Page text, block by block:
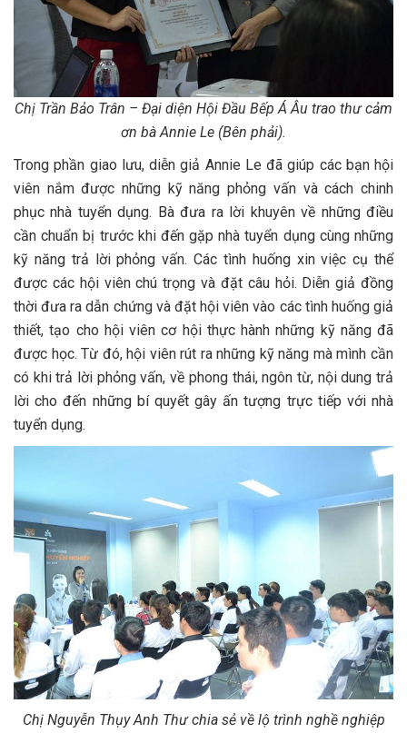
Chị Trần Bảo Trân – Đại diện Hội Đầu Bếp Á Âu trao thư cảm
ơn bà Annie Le (Bên phải).
Trong phần giao lưu, diễn giả Annie Le đã giúp các bạn hội
viên nắm được những kỹ năng phỏng vấn và cách chinh
phục nhà tuyển dụng. Bà đưa ra lời khuyên về những điều
cần chuẩn bị trước khi đến gặp nhà tuyển dụng cùng những
kỹ năng trả lời phỏng vấn. Các tình huống xin việc cụ thể
được các hội viên chú trọng và đặt câu hỏi. Diễn giả đồng
thời đưa ra dẫn chứng và đặt hội viên vào các tình huống giả
thiết, tạo cho hội viên cơ hội thực hành những kỹ năng đã
được học. Từ đó, hội viên rút ra những kỹ năng mà mình cần
có khi trả lời phỏng vấn, về phong thái, ngôn từ, nội dung trả
lời cho đến những bí quyết gây ấn tượng trực tiếp với nhà
tuyển dụng.
Chị Nguyễn Thụy Anh Thư chia sẻ về lộ trình nghề nghiệp